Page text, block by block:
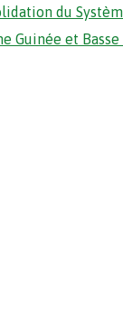
du
Guinée et Basse